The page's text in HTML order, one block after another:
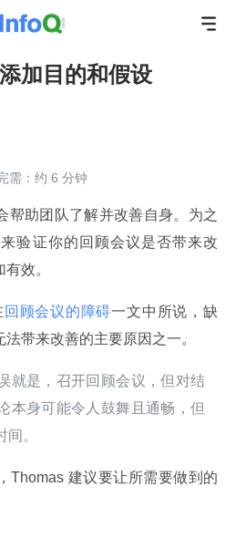
加目的和假设
需：约 6 分钟
帮助团队了解并改善自身。为之
验证你的回顾会议是否带来改
效。
回顾会议的障碍一文中所说，缺
带来改善的主要原因之一。
就是，召开回顾会议，但对结
本身可能令人鼓舞且通畅，但
。
Thomas 建议要让所需要做到的